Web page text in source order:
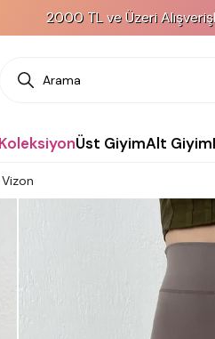
2000 TL ve Üzeri
Üst GiyimAlt Giyim